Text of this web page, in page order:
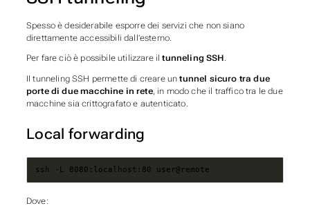
Spesso è desiderabile esporre dei servizi che non siano
direttamente accessibili dall’esterno.
Per fare ciò è possibile utilizzare iltunneling SSH.
Il tunneling SSH permette di creare untunnel sicuro tra due
porte di due macchine in rete, in modo che il traffico tra le due
macchine sia crittografato e autenticato.
Local forwarding
ssh -L 8080:localhost:80 user@remote
Dove: